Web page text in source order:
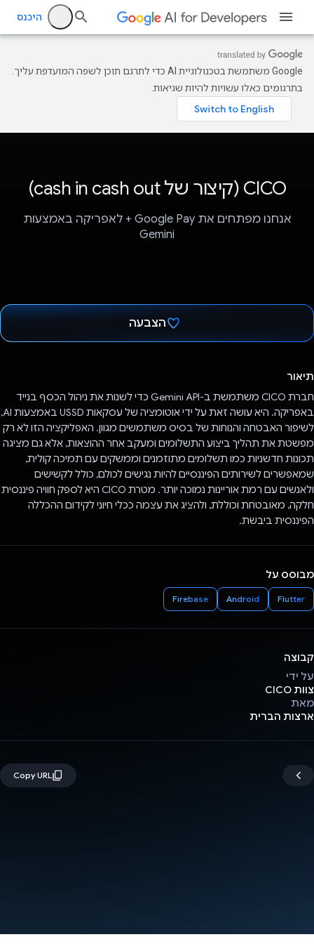
היכנס
‫Google משתמשת בטכנולוגיית AI כדי לתרגם תוכן לשפה המועדפת עליך.
בתרגומים כאלו עשויות להיות שגיאות.
CICO (קיצור של cash in cash out)
אנחנו מפתחים את Google Pay + לאפריקה באמצעות
Gemini
הצבעה
תיאור
חברת CICO משתמשת ב-Gemini API כדי לשנות את ניהול הכסף בנייד
באפריקה. היא עושה זאת על ידי אוטומציה של עסקאות USSD באמצעות AI,
לשיפור האבטחה והנוחות של בסיס משתמשים מגוון. האפליקציה הזו לא רק
מפשטת את תהליך ביצוע התשלומים ומעקב אחר ההוצאות, אלא גם מציגה
תכונות חדשניות כמו תשלומים מתוזמנים וממשקים עם תמיכה קולית,
שמאפשרים לשירותים הפיננסיים להיות נגישים לכולם, כולל לקשישים
ולאנשים עם רמת אוריינות נמוכה יותר. מטרת CICO היא לספק חוויה פיננסית
חלקה, מאובטחת וכוללת, ולהציג את עצמה ככלי חיוני לקידום ההכללה
הפיננסית ביבשת.
מבוסס על
Flutter
Android
Firebase
קבוצה
על ידי
צוות CICO
מאת
ארצות הברית